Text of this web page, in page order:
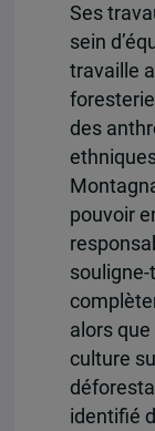
Ses
sein
travaille
des
pouvoir
alors
culture
identifié